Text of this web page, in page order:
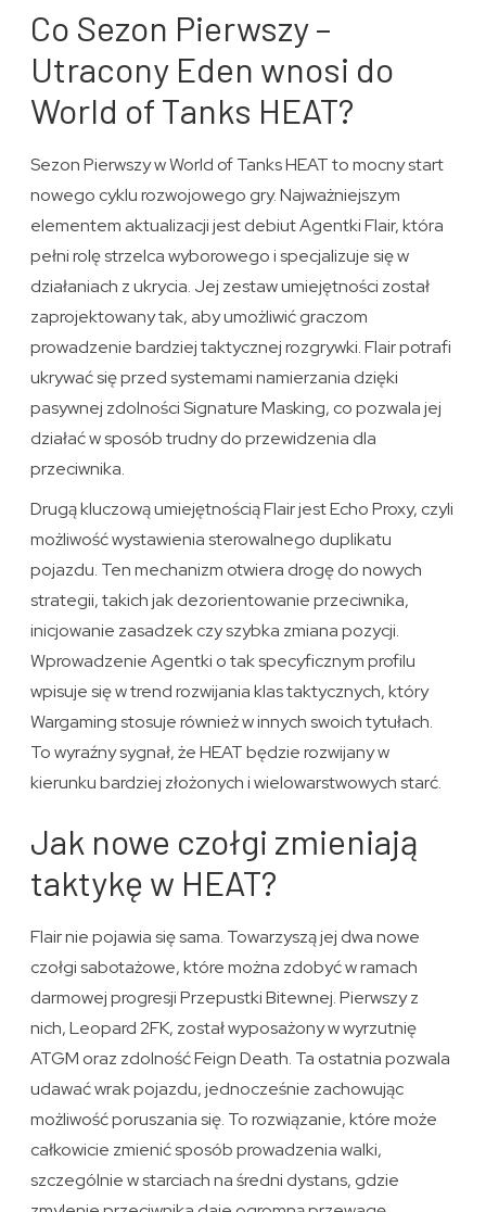
Co Sezon Pierwszy –
Utracony Eden wnosi do
World of Tanks HEAT?
Sezon Pierwszy w World of Tanks HEAT to mocny start
nowego cyklu rozwojowego gry. Najważniejszym
elementem aktualizacji jest debiut Agentki Flair, która
pełni rolę strzelca wyborowego i specjalizuje się w
działaniach z ukrycia. Jej zestaw umiejętności został
zaprojektowany tak, aby umożliwić graczom
prowadzenie bardziej taktycznej rozgrywki. Flair potrafi
ukrywać się przed systemami namierzania dzięki
pasywnej zdolności Signature Masking, co pozwala jej
działać w sposób trudny do przewidzenia dla
przeciwnika.
Drugą kluczową umiejętnością Flair jest Echo Proxy, czyli
możliwość wystawienia sterowalnego duplikatu
pojazdu. Ten mechanizm otwiera drogę do nowych
strategii, takich jak dezorientowanie przeciwnika,
inicjowanie zasadzek czy szybka zmiana pozycji.
Wprowadzenie Agentki o tak specyficznym profilu
wpisuje się w trend rozwijania klas taktycznych, który
Wargaming stosuje również w innych swoich tytułach.
To wyraźny sygnał, że HEAT będzie rozwijany w
kierunku bardziej złożonych i wielowarstwowych starć.
Jak nowe czołgi zmieniają
taktykę w HEAT?
Flair nie pojawia się sama. Towarzyszą jej dwa nowe
czołgi sabotażowe, które można zdobyć w ramach
darmowej progresji Przepustki Bitewnej. Pierwszy z
nich, Leopard 2FK, został wyposażony w wyrzutnię
ATGM oraz zdolność Feign Death. Ta ostatnia pozwala
udawać wrak pojazdu, jednocześnie zachowując
możliwość poruszania się. To rozwiązanie, które może
całkowicie zmienić sposób prowadzenia walki,
szczególnie w starciach na średni dystans, gdzie